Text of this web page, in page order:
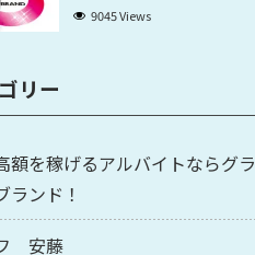
9045 Views
リー
額を稼げるアルバイトならグラ
ランド！
安藤